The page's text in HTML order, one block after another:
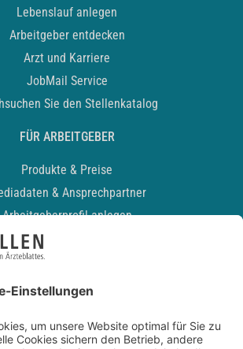
Lebenslauf anlegen
Arbeitgeber entdecken
Arzt und Karriere
JobMail Service
Sie den Stellenkatalog
FÜR ARBEITGEBER
Produkte & Preise
& Ansprechpartner
Arbeitgeberprofil anlegen
Recruiting-Podcast
Kontakt